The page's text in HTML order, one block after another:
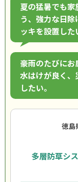
夏の猛暑でも
う、強力な日
ッキを設置した
豪雨のたびにお
水はけが良く
したい。
徳島
多層防草シ